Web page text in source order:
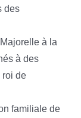
des
à la
à des
roi de
familiale de